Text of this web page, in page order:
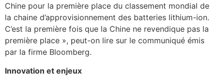
Chine pour la première place du classement mondial de
la chaine d’approvisionnement des batteries lithium-ion.
C’est la première fois que la Chine ne revendique pas la
première place », peut-on lire sur le communiqué émis
par la firme Bloomberg.
Innovation et enjeux